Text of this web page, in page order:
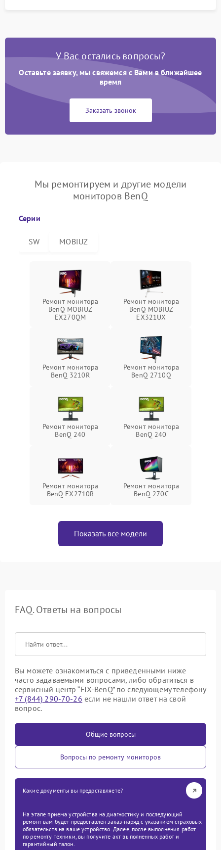
У Вас остались вопросы?
Оставьте заявку, мы свяжемся с Вами в ближайшее
время
Заказать звонок
Мы ремонтируем и другие модели
мониторов BenQ
Серии
SW MOBIUZ
Ремонт монитора
BenQ MOBIUZ
EX270QM
Ремонт монитора
BenQ MOBIUZ
EX321UX
Ремонт монитора
BenQ 3210R
Ремонт монитора
BenQ 2710Q
Ремонт монитора
BenQ 240
Ремонт монитора
BenQ 240
Ремонт монитора
BenQ EX2710R
Ремонт монитора
BenQ 270C
Показать все модели
FAQ. Ответы на вопросы
Вы можете ознакомиться с приведенными ниже
часто задаваемыми вопросами, либо обратиться в
сервисный центр “FIX-BenQ” по следующему телефону
+7 (844) 290-70-26 если не нашли ответ на свой
вопрос.
Общие вопросы
Вопросы по ремонту мониторов
Какие документы вы предоставляете?
На этапе приема устройства на диагностику и последующий
ремонт вам будет предоставлен заказ-наряд с указанием страховых
обязательств на ваше устройство. Далее, после выполнения работ
по ремонту техники, вы получите акт выполненных работ и
гарантийный талон.